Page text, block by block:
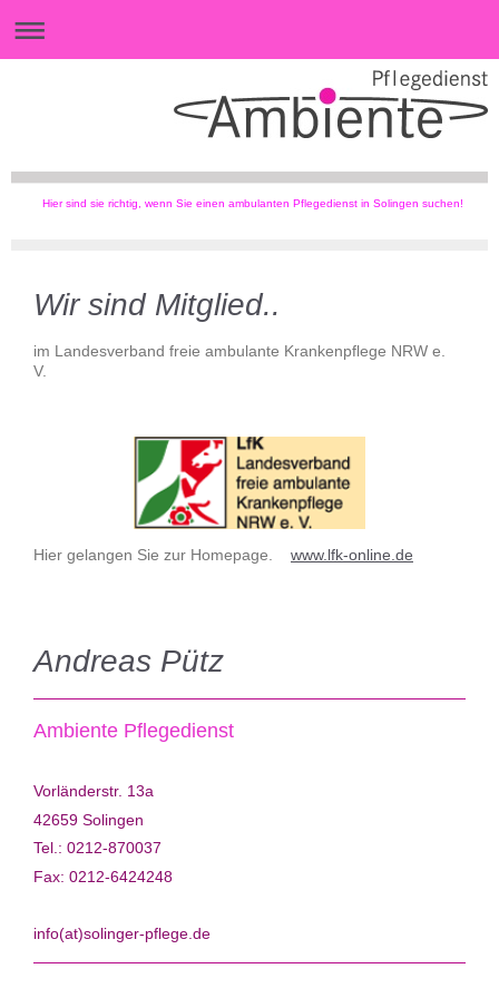
Hier sind sie richtig, wenn Sie einen ambulanten Pflegedienst in Solingen suchen!
Wir sind Mitglied..
im Landesverband freie ambulante Krankenpflege NRW e.
V.
Hier gelangen Sie zur Homepage. www.lfk-online.de
Andreas Pütz
Ambiente Pflegedienst
Vorländerstr. 13a
42659 Solingen
Tel.: 0212-870037
Fax: 0212-6424248
info(at)solinger-pflege.de